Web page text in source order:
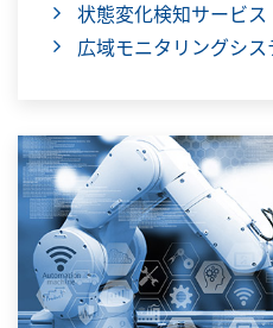
状態変化検知サービス
広域モニタリングシ